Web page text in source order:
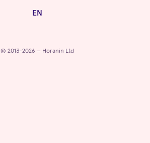
EN
© 2013-2026 — Horanin Ltd